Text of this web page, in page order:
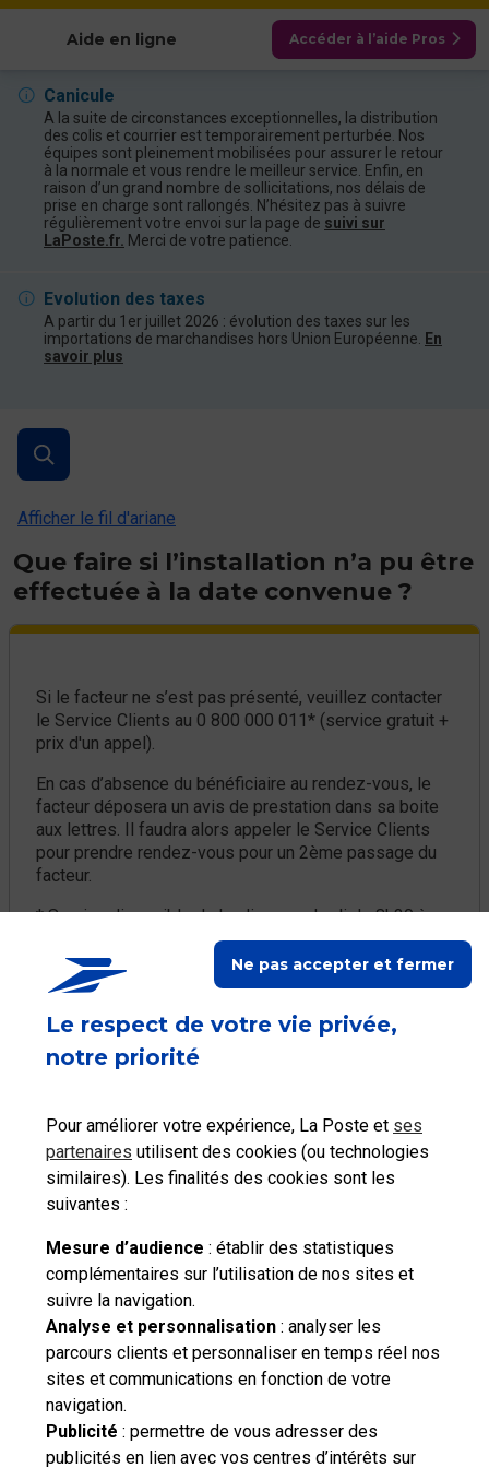
Le respect de votre vie privée,
notre priorité
Pour améliorer votre expérience, La Poste et ses
partenaires utilisent des cookies (ou technologies
similaires). Les finalités des cookies sont les
suivantes :
Mesure d’audience : établir des statistiques
complémentaires sur l’utilisation de nos sites et
suivre la navigation.
Analyse et personnalisation : analyser les
parcours clients et personnaliser en temps réel nos
sites et communications en fonction de votre
navigation.
Publicité : permettre de vous adresser des
publicités en lien avec vos centres d’intérêts sur
Ne pas accepter et fermer
Aide en ligne Accéder à l’aide Pros
Canicule
A la suite de circonstances exceptionnelles, la distribution
des colis et courrier est temporairement perturbée. Nos
équipes sont pleinement mobilisées pour assurer le retour
à la normale et vous rendre le meilleur service. Enfin, en
raison d’un grand nombre de sollicitations, nos délais de
prise en charge sont rallongés. N’hésitez pas à suivre
régulièrement votre envoi sur la page de suivi sur
LaPoste.fr. Merci de votre patience.
Evolution des taxes
A partir du 1er juillet 2026 : évolution des taxes sur les
importations de marchandises hors Union Européenne.
En
savoir plus
Afficher le fil d'ariane
Que faire si l’installation n’a pu être
effectuée à la date convenue ?
Si le facteur ne s’est pas présenté, veuillez contacter
le Service Clients au 0 800 000 011* (service gratuit +
prix d'un appel).
En cas d’absence du bénéficiaire au rendez-vous, le
facteur déposera un avis de prestation dans sa boite
aux lettres. Il faudra alors appeler le Service Clients
pour prendre rendez-vous pour un 2ème passage du
facteur.
* Service disponible du lundi au vendredi de 8h30 à
19h, le samedi de 8h30 à 13h.
question ?
Besoin d'aide complémentaire ?
Vous n'avez pas trouvé de solution parmi nos FAQs,
vous souhaitez nous contacter ou déposer une
réclamation ?